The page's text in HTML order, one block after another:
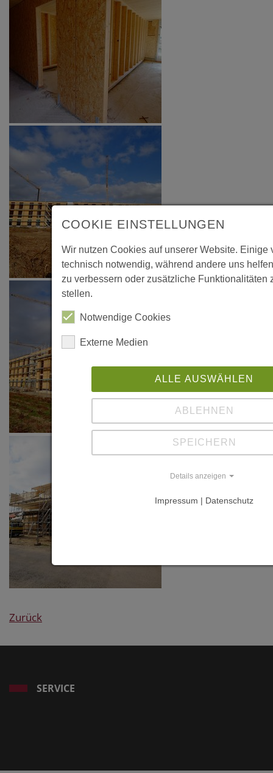
Zurück
SERVICE
COOKIE EINSTELLUNGEN
Wir nutzen Cookies auf unserer Website. Einige
technisch notwendig, während andere uns
zu verbessern oder zusätzliche Funktionalitäten
stellen.
Notwendige Cookies
Externe Medien
ALLE AUSWÄHLEN
ABLEHNEN
SPEICHERN
Details anzeigen
Impressum | Datenschutz